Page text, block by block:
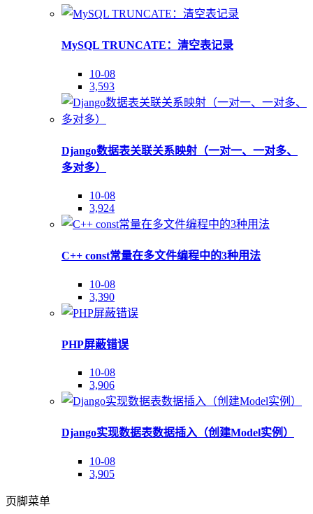
MySQL TRUNCATE：清空表记录
10-08
3,593
Django数据表关联关系映射（一对一、一对多、
多对多）
10-08
3,924
C++ const常量在多文件编程中的3种用法
10-08
3,390
PHP屏蔽错误
10-08
3,906
Django实现数据表数据插入（创建Model实例）
10-08
3,905
页脚菜单